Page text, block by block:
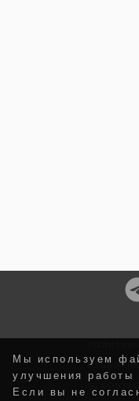
Мы используем
улучшения работы
Если вы не